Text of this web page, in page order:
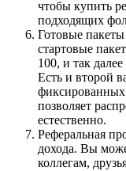
чтобы купить
подходящих
Готовые
стартовые
100, и так
Есть и второй
позволяет
естественно.
Реферальная
дохода. Вы
коллегам,